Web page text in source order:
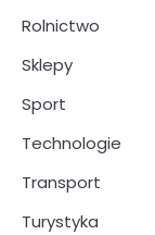
Rolnictwo
Sklepy
Sport
Technologie
Transport
Turystyka